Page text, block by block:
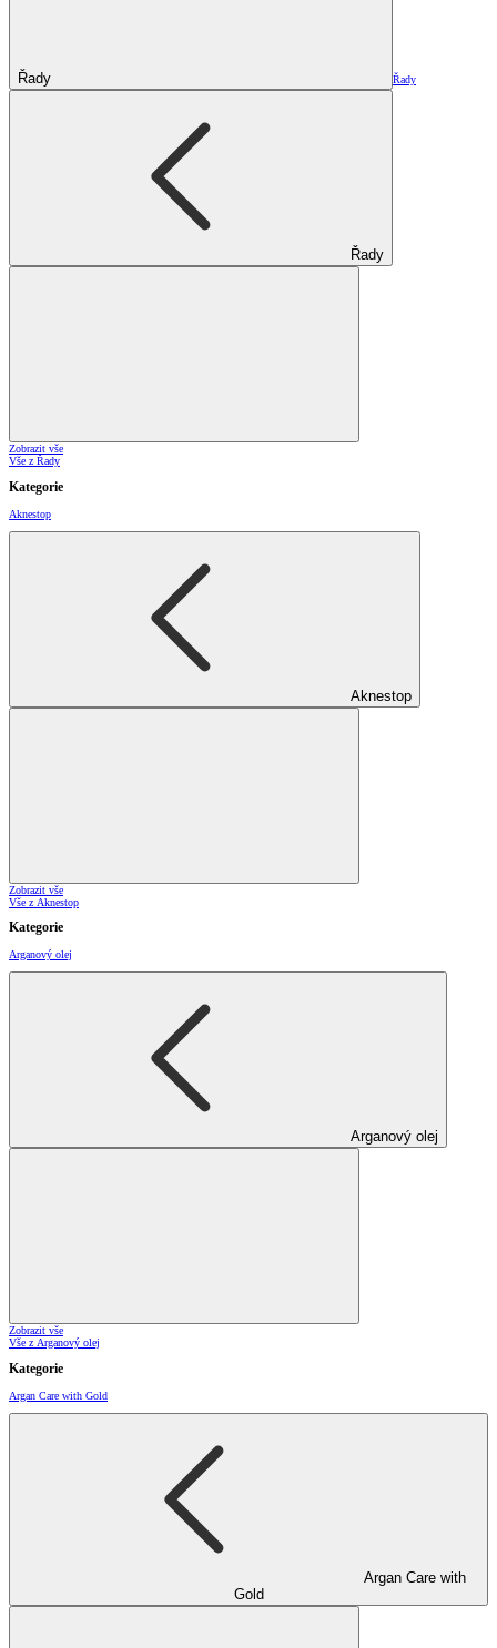
Řady Řady
Řady
Zobrazit vše
Vše z Řady
Kategorie
Aknestop
Aknestop
Zobrazit vše
Vše z Aknestop
Kategorie
Arganový olej
Arganový olej
Zobrazit vše
Vše z Arganový olej
Kategorie
Argan Care with Gold
Argan Care with
Gold